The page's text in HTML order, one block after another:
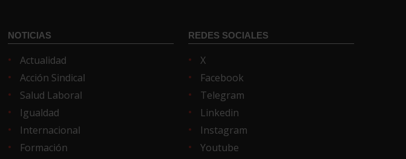
NOTICIAS
Actualidad
Acción Sindical
Salud Laboral
Igualdad
Internacional
Formación
REDES SOCIALES
X
Facebook
Telegram
Linkedin
Instagram
Youtube